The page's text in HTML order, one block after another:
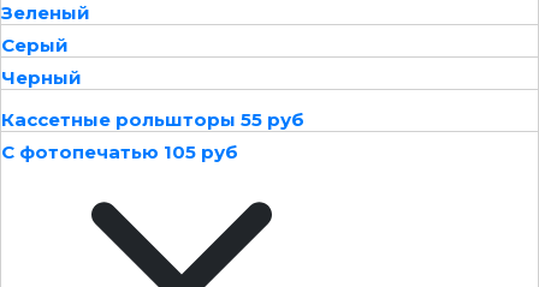
Зеленый
Серый
Черный
Кассетные рольшторы 55 руб
С фотопечатью 105 руб